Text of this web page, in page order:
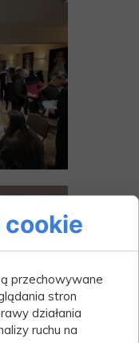
cookie
przechowywane
stron
działania
ruchu na